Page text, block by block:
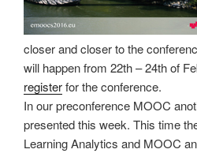
closer and closer to the
will happen from 22th – 24th of
registerfor the conference.
In our preconference MOOC
presented this week. This time
Learning Analytics and MOOC